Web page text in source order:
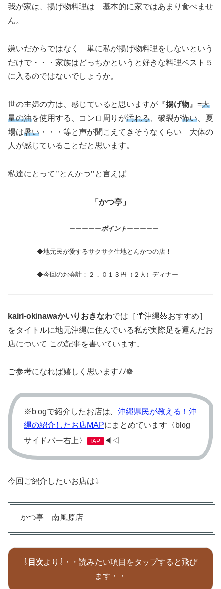
我が家は、揚げ物料理は 基本的に家ではあまり食べませ
ん。
嫌いだからではなく 単に私が揚げ物料理をしないという
だけで・・・家族はどっちかというと好きな料理ベスト５
に入るのではないでしょうか。
世の主婦の方は、感じていると思いますが『揚げ物 』=大
量の油を使用する、コンロ周りが汚れる 、破裂が怖い 、夏
場は暑い ・・・等と声が聞こえてきそうなくらい 大体の
人が感じていることだと思います。
私達にとって’’とんかつ’’と言えば
「かつ亭」
ーーーーーポイントーーーーー
◆地元民が愛するサクサク生地とんかつの店！
◆今回のお会計：２，０１３円（２人）ディナー
kairi-okinawaかいりおきなわでは［🌴沖縄🌺おすすめ］
をタイトルに地元沖縄に住んでいる私が実際足を運んだお
店について この記事を書いています。
ご参考になれば嬉しく思いますﾉﾉ❁
※blogで紹介したお店は、 沖縄県民が教える！沖
縄の紹介したお店MAPにまとめています〈blog
サイドバー右上〉
TAP ◀︎◁
今回ご紹介したいお店は⤵
かつ亭 南風原店
⇩ 目次より⇩・・読みたい項目をタップすると飛び
ます・・